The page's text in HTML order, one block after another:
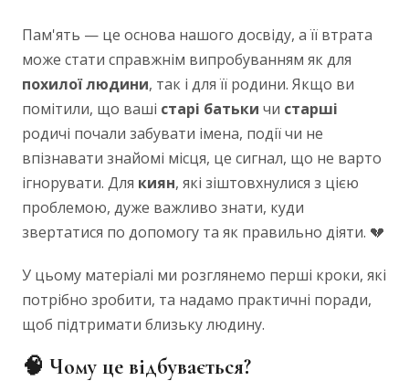
Пам'ять — це основа нашого досвіду, а її втрата
може стати справжнім випробуванням як для
похилої людини, так і для її родини. Якщо ви
помітили, що ваші старі батьки чи старші
родичі почали забувати імена, події чи не
впізнавати знайомі місця, це сигнал, що не варто
ігнорувати. Для киян, які зіштовхнулися з цією
проблемою, дуже важливо знати, куди
звертатися по допомогу та як правильно діяти. 💔
У цьому матеріалі ми розглянемо перші кроки, які
потрібно зробити, та надамо практичні поради,
щоб підтримати близьку людину.
🧠 Чому це відбувається?